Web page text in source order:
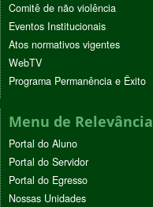
Comitê de não violência
Eventos Institucionais
Atos normativos vigentes
WebTV
Programa Permanência e Êxito
Menu de Relevância
Portal do Aluno
Portal do Servidor
Portal do Egresso
Nossas Unidades